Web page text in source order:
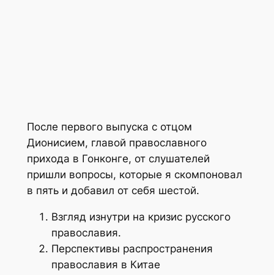
После первого выпуска с отцом
Дионисием, главой православного
прихода в Гонконге, от слушателей
пришли вопросы, которые я скомпоновал
в пять и добавил от себя шестой.
Взгляд изнутри на кризис русского
православия.
Перспективы распространения
православия в Китае